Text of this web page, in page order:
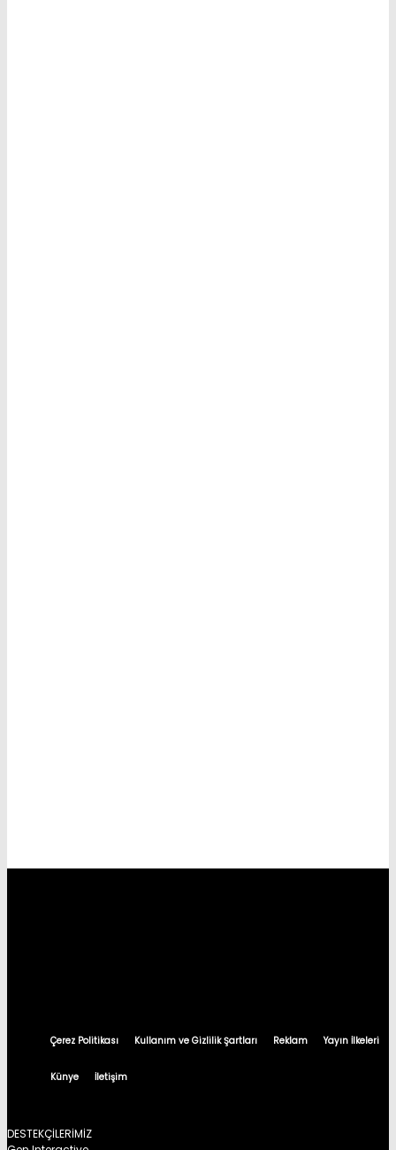
Çerez Politikası Kullanım ve Gizlilik Şartları Reklam Yayın İlkeleri
Künye İletişim
DESTEKÇİLERİMİZ